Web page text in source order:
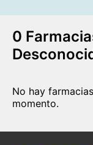
0
No hay
momento.